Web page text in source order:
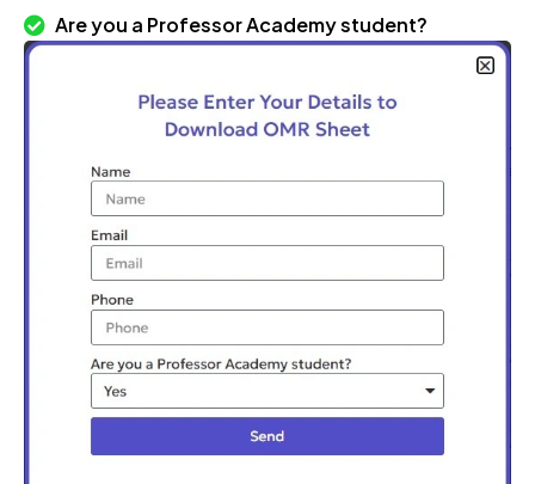
Are you a Professor Academy student?